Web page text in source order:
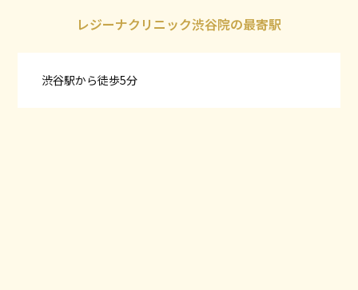
レジーナクリニック渋谷院の最寄駅
渋谷駅から徒歩5分